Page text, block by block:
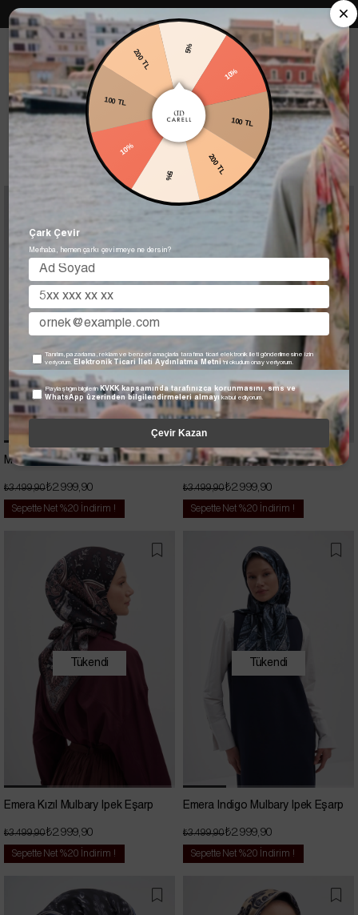
Carell in Roma Koleksiyonu Şimdi Satışta! Hemen keşfet.
Anasayfa EŞARPLAR MULBARY İPEK EŞARP
MULBARY İPEK EŞARP
Sıralama
Tükendi
Manesa Siyah Mulbary İpek Eşarp
₺2.999,90
₺3.499,90
Sepette Net %20 İndirim !
Rose Siyah Mulbary İpek Eşarp
₺2.999,90
₺3.499,90
Sepette Net %20 İndirim !
Tükendi
Emera Kızıl Mulbary İpek Eşarp
₺2.999,90
₺3.499,90
Sepette Net %20 İndirim !
Tükendi
Emera İndigo Mulbary İpek Eşarp
₺2.999,90
₺3.499,90
Sepette Net %20 İndirim !
10%
100 TL
200 TL
5%
10%
200 TL
Çark Çevir
Merhaba, hemen çarkı çevirmeye ne dersin?
Tanıtım, pazarlama, reklam ve benzeri amaçlarla tarafıma ticari elektronik ileti gönderilmesine izin
veriyorum. Elektronik Ticari İleti Aydınlatma Metni 'ni okudum onay veriyorum.
Paylaştığım bilgilerin KVKK kapsamında tarafınızca korunmasını, sms ve
WhatsApp üzerinden bilgilendirmeleri almayı
kabul ediyorum.
Çevir Kazan